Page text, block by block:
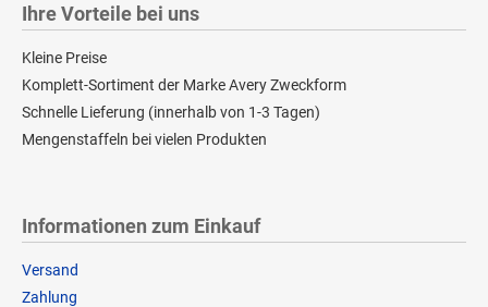
Ihre Vorteile bei uns
Kleine Preise
Komplett-Sortiment der Marke Avery Zweckform
Schnelle Lieferung (innerhalb von 1-3 Tagen)
Mengenstaffeln bei vielen Produkten
Informationen zum Einkauf
Versand
Zahlung